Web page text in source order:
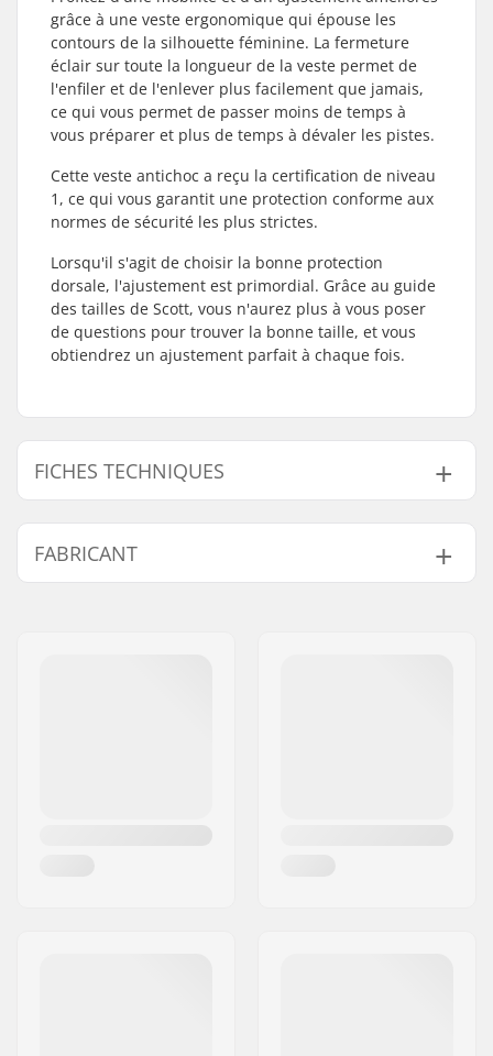
grâce à une veste ergonomique qui épouse les
contours de la silhouette féminine. La fermeture
éclair sur toute la longueur de la veste permet de
l'enfiler et de l'enlever plus facilement que jamais,
ce qui vous permet de passer moins de temps à
vous préparer et plus de temps à dévaler les pistes.
Cette veste antichoc a reçu la certification de niveau
1, ce qui vous garantit une protection conforme aux
normes de sécurité les plus strictes.
Lorsqu'il s'agit de choisir la bonne protection
dorsale, l'ajustement est primordial. Grâce au guide
des tailles de Scott, vous n'aurez plus à vous poser
de questions pour trouver la bonne taille, et vous
obtiendrez un ajustement parfait à chaque fois.
FICHES TECHNIQUES
Ajustement :
Conçu
Design :
Fermeture éclair
FABRICANT